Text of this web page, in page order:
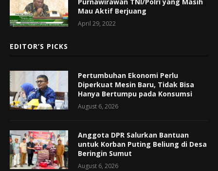
Purnawirawan TNI/Polri yang Masih
Mau Aktif Berjuang
April 29, 2022
EDITOR’S PICKS
Pertumbuhan Ekonomi Perlu
Diperkuat Mesin Baru, Tidak Bisa
Hanya Bertumpu pada Konsumsi
August 6, 2026
Anggota DPR Salurkan Bantuan
untuk Korban Puting Beliung di Desa
Beringin Sumut
August 6, 2026